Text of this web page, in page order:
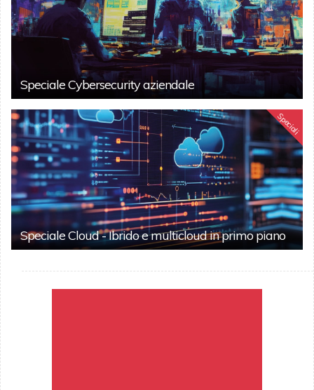
Speciale Cybersecurity aziendale
Speciali
Speciale Cloud - Ibrido e multicloud in primo piano